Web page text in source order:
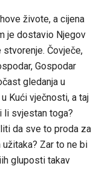
živote, a cijena
je dostavio Njegov
Čovječe,
Gospodar
gledanja u
Kući vječnosti, a taj
li svjestan toga?
da sve to proda za
Zar to ne bi
gluposti takav